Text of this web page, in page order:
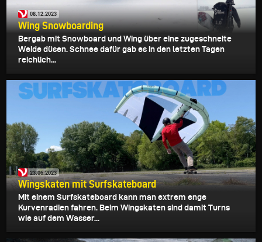
08.12.2023
Wing Snowboarding
Bergab mit Snowboard und Wing über eine zugeschneite
Weide düsen. Schnee dafür gab es in den letzten Tagen
reichlich...
23.06.2023
Wingskaten mit Surfskateboard
Mit einem Surfskateboard kann man extrem enge
Kurvenradien fahren. Beim Wingskaten sind damit Turns
wie auf dem Wasser...